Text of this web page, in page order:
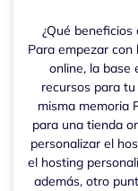
¿Qué
Para empezar
online, la base
recursos para
misma memoria
para una tienda
personalizar el
el hosting
además, otro